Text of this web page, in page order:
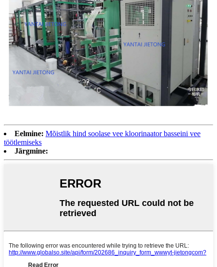
Eelmine: Mõistlik hind soolase vee kloorinaator basseini vee
töötlemiseks
Järgmine: